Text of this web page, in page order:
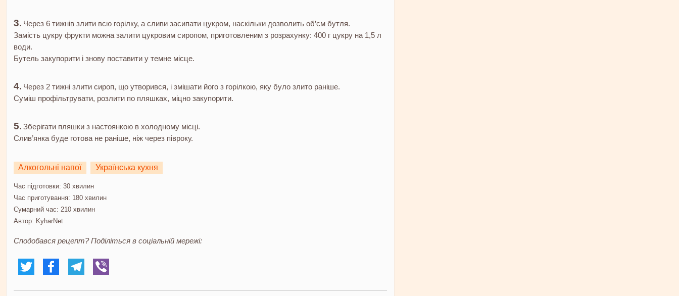
Через 6 тижнів злити всю горілку, а сливи засипати цукром, наскільки дозволить об’єм бутля.
Замість цукру фрукти можна залити цукровим сиропом, приготовленим з розрахунку: 400 г цукру на 1,5 л
води.
Бутель закупорити і знову поставити у темне місце.
Через 2 тижні злити сироп, що утворився, і змішати його з горілкою, яку було злито раніше.
Суміш профільтрувати, розлити по пляшках, міцно закупорити.
Зберігати пляшки з настоянкою в холодному місці.
Слив’янка буде готова не раніше, ніж через півроку.
Алкогольні напої Українська кухня
Час підготовки: 30 хвилин
Час приготування: 180 хвилин
Сумарний час: 210 хвилин
Автор: KyharNet
Сподобався рецепт? Поділіться в соціальній мережі: